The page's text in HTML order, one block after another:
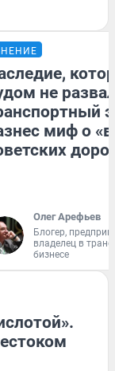
не
миф о
Олег Арефьев
Блогер,
владелец в
бизнесе